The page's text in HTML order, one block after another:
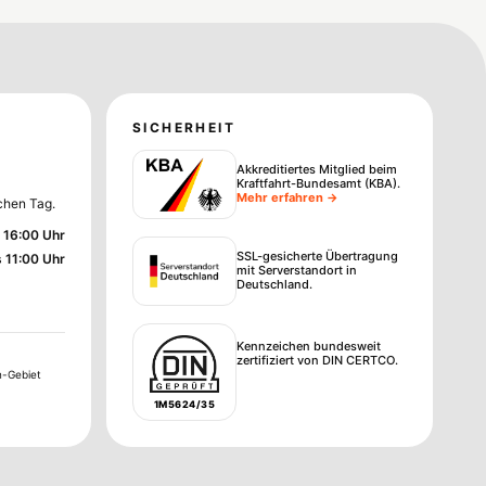
Tag.
Uhr
11:00 Uhr
Gebiet
SICHERHEIT
Akkreditiertes Mitglied beim
Kraftfahrt-Bundesamt (KBA).
Mehr erfahren →
SSL-gesicherte Übertragung
mit Serverstandort in
Deutschland.
1M5624/35
Kennzeichen bundesweit
zertifiziert von DIN CERTCO.